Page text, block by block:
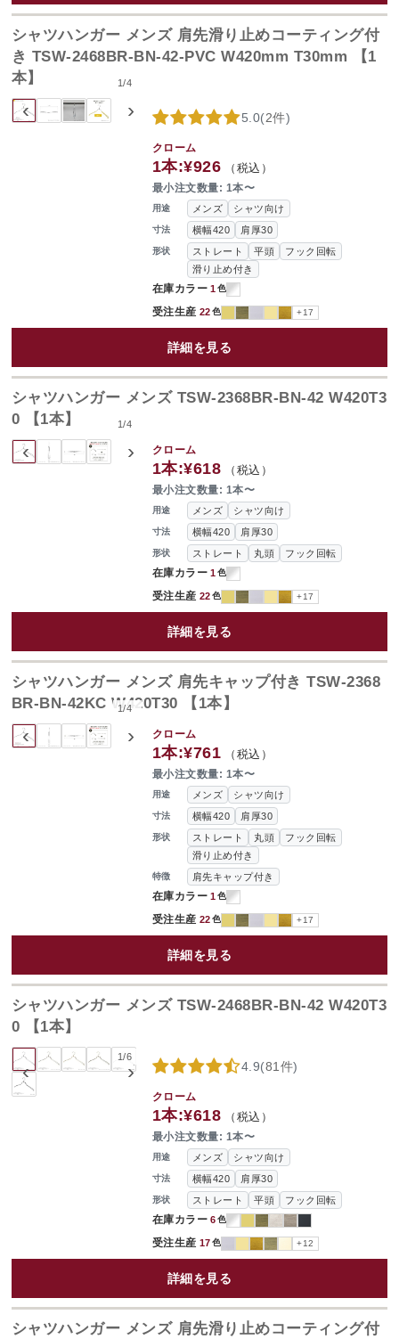
‹ ›
1/4
シャツハンガー メンズ 肩先滑り止めコーティング付
き TSW-2468BR-BN-42-PVC W420mm T30mm 【1
本】
用途 メンズ シャツ向け
寸法 横幅420 肩厚30
形状 ストレート 平頭
フック回転
滑り止め付き
在庫カラー 1色
受注生産 22色 +17
5.0(2件)
クローム
1本:¥926 （税込）
最小注文数量: 1本〜
詳細を見る
‹ ›
1/4
シャツハンガー メンズ TSW-2368BR-BN-42 W420T3
0 【1本】
用途 メンズ シャツ向け
寸法 横幅420 肩厚30
形状 ストレート 丸頭 フック回転
在庫カラー 1色
受注生産 22色 +17
クローム
1本:¥618 （税込）
最小注文数量: 1本〜
詳細を見る
‹ ›
1/4
シャツハンガー メンズ 肩先キャップ付き TSW-2368
BR-BN-42KC W420T30 【1本】
用途 メンズ シャツ向け
寸法 横幅420 肩厚30
形状 ストレート 丸頭
フック回転
滑り止め付き
特徴 肩先キャップ付き
在庫カラー 1色
受注生産 22色 +17
クローム
1本:¥761 （税込）
最小注文数量: 1本〜
詳細を見る
‹ ›
1/6
シャツハンガー メンズ TSW-2468BR-BN-42 W420T3
0 【1本】
用途 メンズ シャツ向け
寸法 横幅420 肩厚30
形状 ストレート 平頭 フック回転
在庫カラー 6色
受注生産 17色 +12
4.9(81件)
クローム
1本:¥618 （税込）
最小注文数量: 1本〜
詳細を見る
シャツハンガー メンズ 肩先滑り止めコーティング付